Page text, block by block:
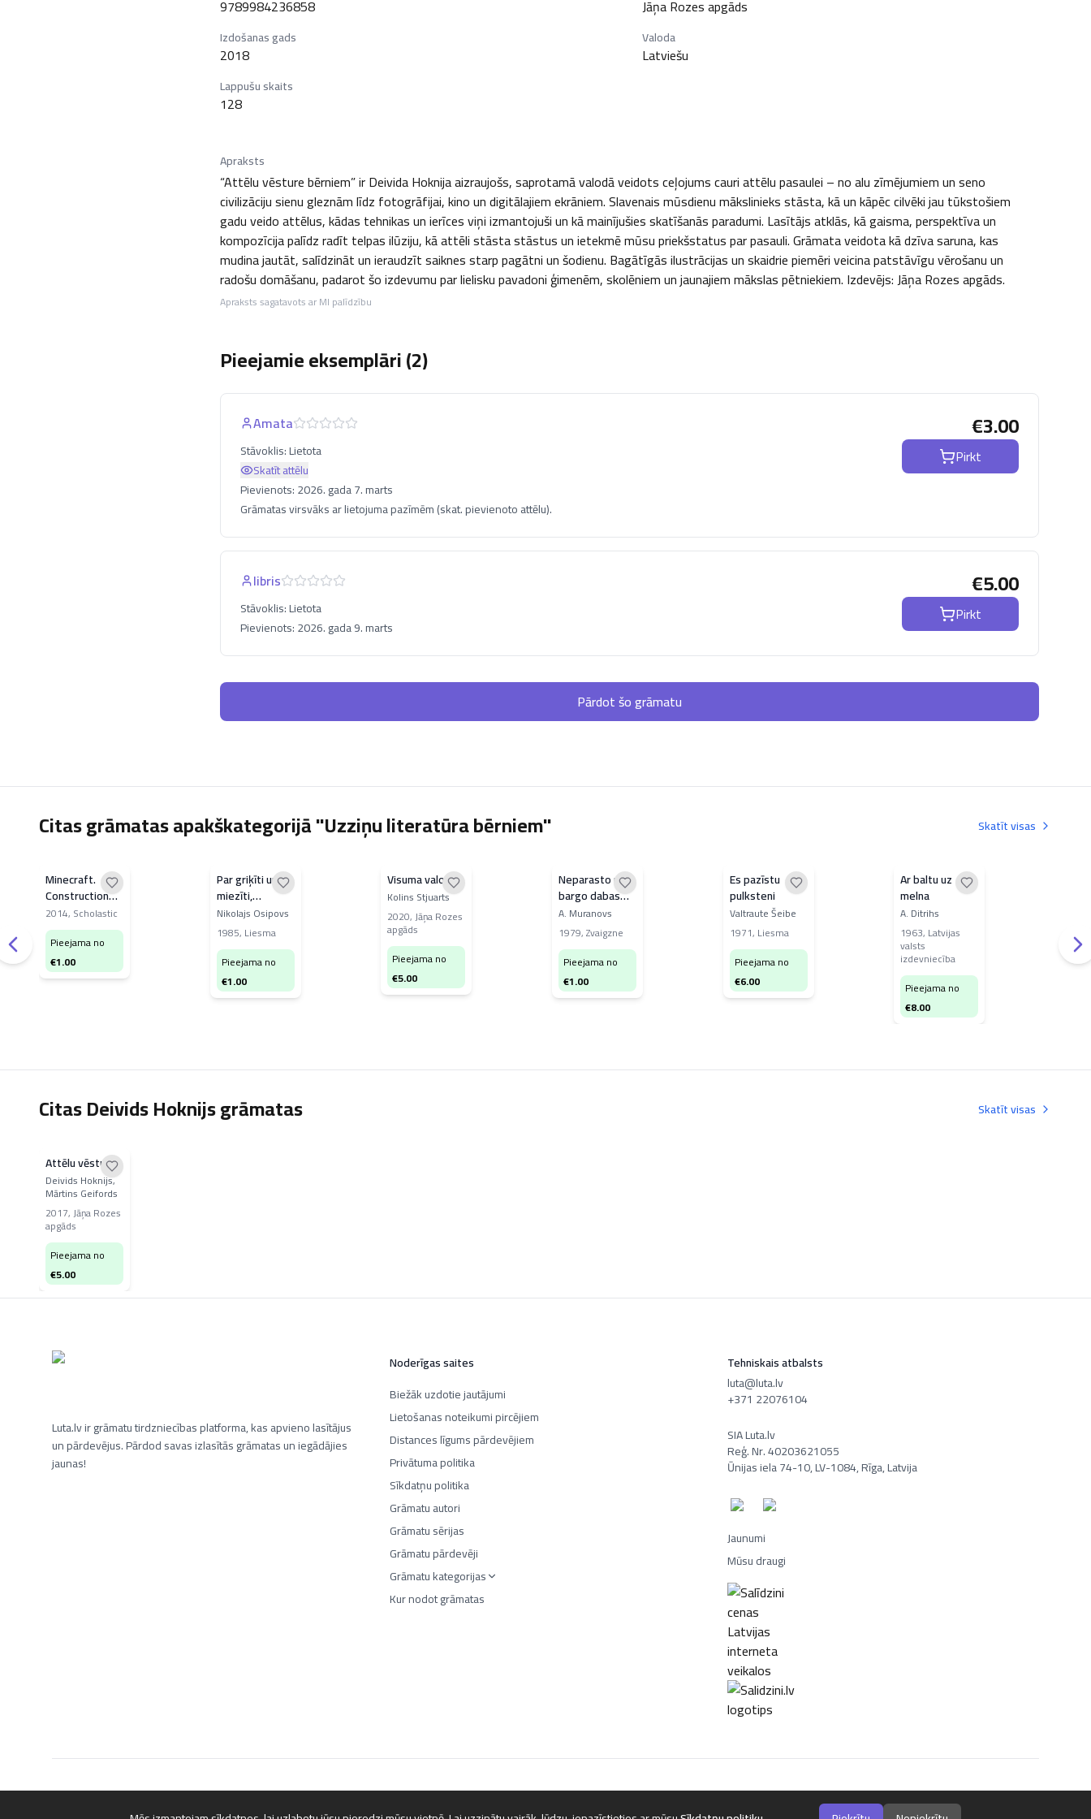
9789984236858 Jāņa Rozes apgāds
Izdošanas gads
2018
Valoda
Latviešu
Lappušu skaits
128
Apraksts
“Attēlu vēsture bērniem” ir Deivida Hoknija aizraujošs, saprotamā valodā veidots ceļojums cauri attēlu pasaulei – no alu zīmējumiem un seno
civilizāciju sienu gleznām līdz fotogrāfijai, kino un digitālajiem ekrāniem. Slavenais mūsdienu mākslinieks stāsta, kā un kāpēc cilvēki jau tūkstošiem
gadu veido attēlus, kādas tehnikas un ierīces viņi izmantojuši un kā mainījušies skatīšanās paradumi. Lasītājs atklās, kā gaisma, perspektīva un
kompozīcija palīdz radīt telpas ilūziju, kā attēli stāsta stāstus un ietekmē mūsu priekšstatus par pasauli. Grāmata veidota kā dzīva saruna, kas
mudina jautāt, salīdzināt un ieraudzīt saiknes starp pagātni un šodienu. Bagātīgās ilustrācijas un skaidrie piemēri veicina patstāvīgu vērošanu un
radošu domāšanu, padarot šo izdevumu par lielisku pavadoni ģimenēm, skolēniem un jaunajiem mākslas pētniekiem. Izdevējs: Jāņa Rozes apgāds.
Apraksts sagatavots ar MI palīdzību
Pieejamie eksemplāri (2)
Amata
Stāvoklis:Lietota
Skatīt attēlu
Pievienots:2026. gada 7. marts
Grāmatas virsvāks ar lietojuma pazīmēm (skat. pievienoto attēlu).
€3.00
Pirkt
libris
Stāvoklis:Lietota
Pievienots:2026. gada 9. marts
€5.00
Pirkt
Pārdot šo grāmatu
Citas grāmatas apakškategorijā "Uzziņu literatūra bērniem" Skatīt visas
Minecraft.
Construction
handbook
2014, Scholastic
Pieejama no
€1.00
Par griķīti un
miezīti,
kukurūzu un
ķimenīti
Nikolajs Osipovs
1985, Liesma
Pieejama no
€1.00
Visuma valoda
Kolins Stjuarts
2020,Jāņa Rozes
apgāds
Pieejama no
€5.00
Neparasto un
bargo dabas
parādību
pasaulē
A. Muranovs
1979,Zvaigzne
Pieejama no
€1.00
Es pazīstu
pulksteni
Valtraute Šeibe
1971, Liesma
Pieejama no
€6.00
Ar baltu uz
melna
A. Ditrihs
1963, Latvijas
valsts
izdevniecība
Pieejama no
€8.00
ABC
Citas Deivids Hoknijs grāmatas Skatīt visas
Attēlu vēsture
Deivids Hoknijs,
Mārtins Geifords
2017,Jāņa Rozes
apgāds
Pieejama no
€5.00
Luta.lv ir grāmatu tirdzniecības platforma, kas apvieno lasītājus
un pārdevējus. Pārdod savas izlasītās grāmatas un iegādājies
jaunas!
Noderīgas saites
Biežāk uzdotie jautājumi
Lietošanas noteikumi pircējiem
Distances līgums pārdevējiem
Privātuma politika
Sīkdatņu politika
Grāmatu autori
Grāmatu sērijas
Grāmatu pārdevēji
Grāmatu kategorijas
Kur nodot grāmatas
Tehniskais atbalsts
luta@luta.lv
+371 22076104
SIA Luta.lv
Reģ. Nr. 40203621055
Ūnijas iela 74-10, LV-1084, Rīga, Latvija
Jaunumi
Mūsu draugi
©2026Luta.lv. Visas tiesības aizsargātas.